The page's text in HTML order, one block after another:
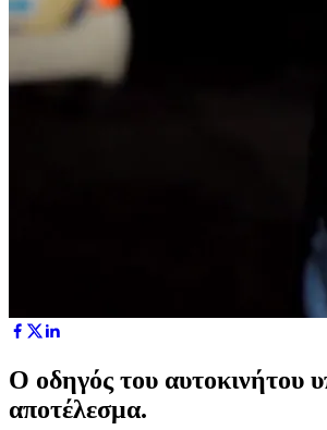
Ο οδηγός του αυτοκινήτου
αποτέλεσμα.